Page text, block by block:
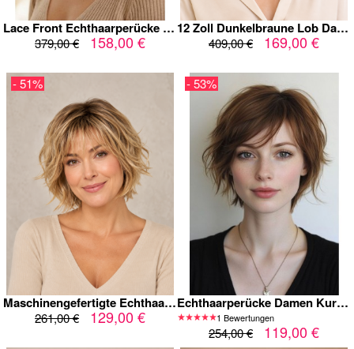
Lace Front Echthaarperücke French Bob mit Curtain Bangs – Blonde Damenperücke aus 100 % Echthaar Natürlich Gestuft
379,00 € 158,00 €
12 Zoll Dunkelbraune Lob Damen Echthaarperücke Lace Front Karamell Highlights
409,00 € 169,00 €
Maschinengefertigte Echthaarperücke Damen 100% Remy Echthaar – Stufiger Wavy Bob in Honigblond Balayage mit Fransigem Pony, Voluminös & Natürlich
261,00 € 129,00 €
- 51%
Echthaarperücke Damen Kurz Braun – Moderner Pixie Cut mit Leichtem Pony, Maschinengefertigte Menschenhaar Perücke, Natürliches Volumen und Alltagstauglicher Look
1 Bewertungen
254,00 € 119,00 €
- 53%